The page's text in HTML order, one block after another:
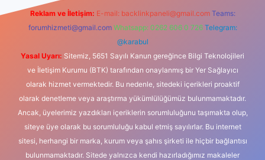
Reklam ve İletişim: E-mail: backlinkpaneli@gmail.com Teams:
forumhizmeti@gmail.com Whatsapp: 0262 606 0 726 Telegram:
@karabul
Yasal Uyarı: Sitemiz, 5651 Sayılı Kanun gereğince Bilgi Teknolojileri
ve İletişim Kurumu (BTK) tarafından onaylanmış bir Yer Sağlayıcı
olarak hizmet vermektedir. Bu nedenle, sitedeki içerikleri proaktif
olarak denetleme veya araştırma yükümlülüğümüz bulunmamaktadır.
Ancak, üyelerimiz yazdıkları içeriklerin sorumluluğunu taşımakta olup,
siteye üye olarak bu sorumluluğu kabul etmiş sayılırlar. Bu internet
sitesi, herhangi bir marka, kurum veya şahıs şirketi ile hiçbir bağlantısı
bulunmamaktadır. Sitede yalnızca kendi hazırladığımız makaleler